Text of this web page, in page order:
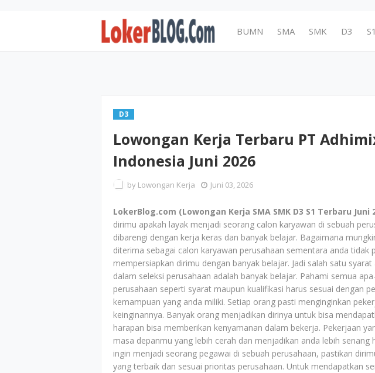
BUMN SMA SMK D3 S1
D3
Lowongan Kerja Terbaru PT
Indonesia Juni 2026
by Lowongan Kerja Juni 03, 2026
LokerBlog.com (Lowongan Kerja SMA SMK D3 S1 Terbaru Juni
dirimu apakah layak menjadi seorang calon karyawan di sebuah
dibarengi dengan kerja keras dan banyak belajar. Bagaimana
diterima sebagai calon karyawan perusahaan sementara anda tidak
mempersiapkan dirimu dengan banyak belajar. Jadi salah satu
dalam seleksi perusahaan adalah banyak belajar. Pahami semua
perusahaan seperti syarat maupun kualifikasi harus sesuai dengan
kemampuan yang anda miliki. Setiap orang pasti menginginkan
keinginannya. Banyak orang menjadikan dirinya untuk bisa
harapan bisa memberikan kenyamanan dalam bekerja. Pekerjaan
masa depanmu yang lebih cerah dan menjadikan anda lebih senang
ingin menjadi seorang pegawai di sebuah perusahaan, pastikan
yang terbaik dan sesuai prioritas perusahaan. Untuk mendapatkan